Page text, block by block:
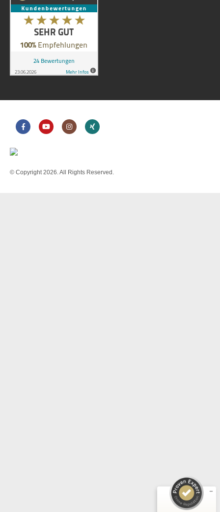
© Copyright 2026. All Rights Reserved.
7
Bewertungen auf